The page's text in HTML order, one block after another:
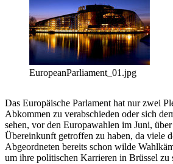
EuropeanParliament_01.jpg
Das Europäische Parlament hat nur zwei
Abkommen zu verabschieden oder sich
sehen, vor den Europawahlen im Juni,
Übereinkunft getroffen zu haben, da viele
Abgeordneten bereits schon wilde
um ihre politischen Karrieren in Brüssel zu